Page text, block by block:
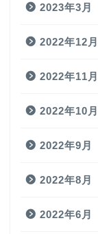
2023年3月
2022年12月
2022年11月
2022年10月
2022年9月
2022年8月
2022年6月